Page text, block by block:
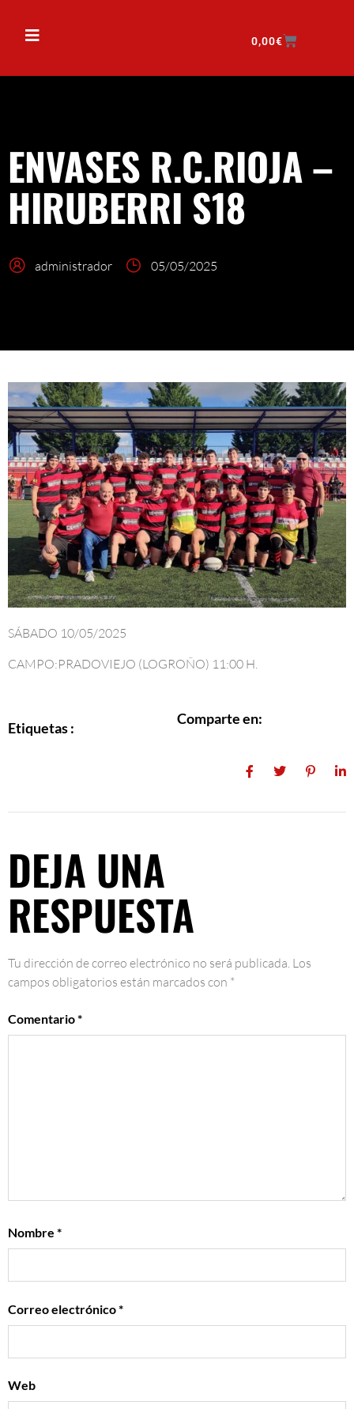
0,00€
ENVASES R.C.RIOJA –
HIRUBERRI S18
administrador 05/05/2025
SÁBADO 10/05/2025
CAMPO:PRADOVIEJO (LOGROÑO) 11:00 H.
Etiquetas :
Comparte en:
DEJA UNA
RESPUESTA
Tu dirección de correo electrónico no será publicada. Los
campos obligatorios están marcados con *
Comentario*
Nombre *
Correo electrónico*
Web